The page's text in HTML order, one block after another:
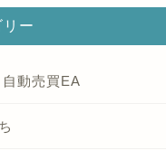
ー
動売買EA